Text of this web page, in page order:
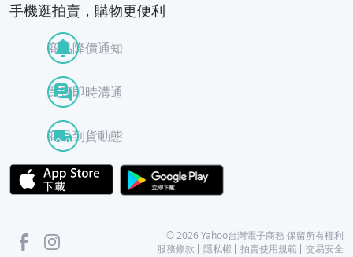
手機逛拍賣，購物更便利
商品降價通知
買賣即時溝通
商品到貨動態
APP Store
facebook ©2026 Yahoo台灣電子商務 保留所有權利
服務條款
隱私權 拍賣使用規範 交易安全